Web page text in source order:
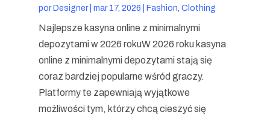
por Designer| mar 17, 2026 Fashion, Clothing
Najlepsze kasyna online z minimalnymi
depozytami w 2026 rokuW 2026 roku kasyna
online z minimalnymi depozytami stają się
coraz bardziej popularne wśród graczy.
Platformy te zapewniają wyjątkowe
możliwości tym, którzy chcą cieszyć się